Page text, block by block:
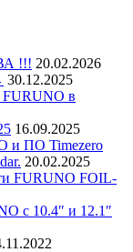
!!! 20.02.2026
30.12.2025
FURUNO в
16.09.2025
и ПО Timezero
20.02.2025
FURUNO FOIL-
c 10.4″ и 12.1″